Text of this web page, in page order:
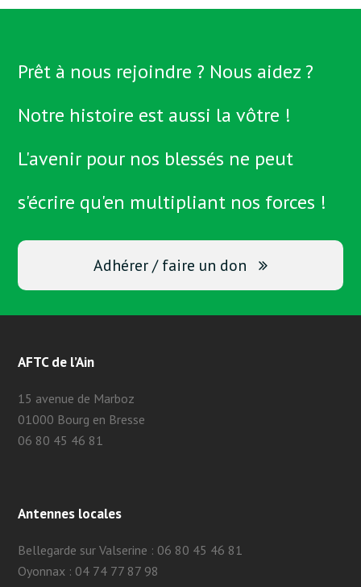
Prêt à nous rejoindre ? Nous aidez ?
Notre histoire est aussi la vôtre !
L'avenir pour nos blessés ne peut
s'écrire qu'en multipliant nos forces !
Adhérer / faire un don
AFTC de l’Ain
15 avenue de Marboz
01000 Bourg en Bresse
06 80 45 46 81
Antennes locales
Bellegarde sur Valserine : 06 80 45 46 81
Oyonnax : 04 74 77 87 98